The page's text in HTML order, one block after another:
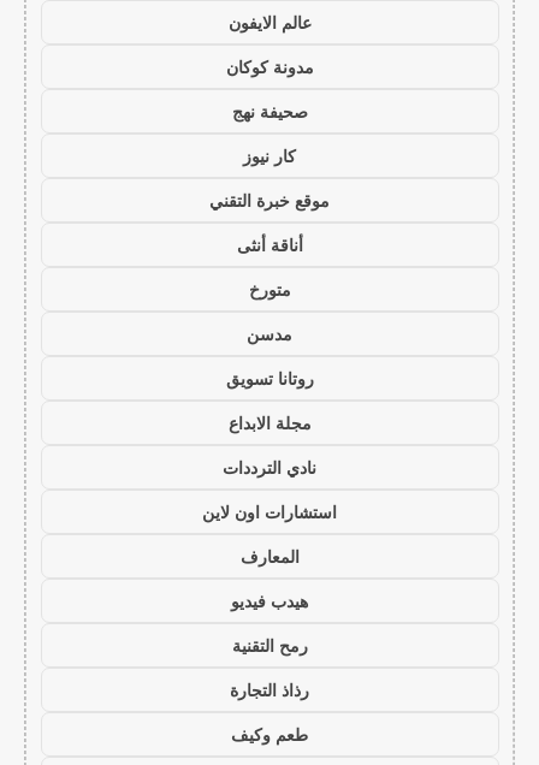
عالم الايفون
مدونة كوكان
صحيفة نهج
كار نيوز
موقع خبرة التقني
أناقة أنثى
متورخ
مدسن
روتانا تسويق
مجلة الابداع
نادي الترددات
استشارات اون لاين
المعارف
هيدب فيديو
رمح التقنية
رذاذ التجارة
طعم وكيف